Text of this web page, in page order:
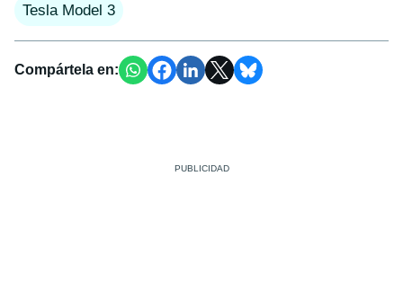
Tesla Model 3
Compártela en: